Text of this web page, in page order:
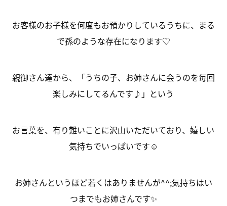
お客様のお子様を何度もお預かりしているうちに、まる
で孫のような存在になります♡
親御さん達から、「うちの子、お姉さんに会うのを毎回
楽しみにしてるんです♪」という
お言葉を、有り難いことに沢山いただいており、嬉しい
気持ちでいっぱいです☺
お姉さんというほど若くはありませんが^^;気持ちはい
つまでもお姉さんです✨